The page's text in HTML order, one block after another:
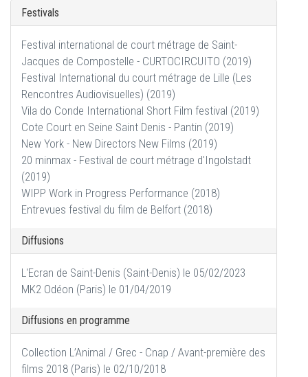
Festivals
Festival international de court métrage de Saint-
Jacques de Compostelle - CURTOCIRCUITO (2019)
Festival International du court métrage de Lille (Les
Rencontres Audiovisuelles) (2019)
Vila do Conde International Short Film festival (2019)
Cote Court en Seine Saint Denis - Pantin (2019)
New York - New Directors New Films (2019)
20 minmax - Festival de court métrage d'Ingolstadt
(2019)
WIPP Work in Progress Performance (2018)
Entrevues festival du film de Belfort (2018)
Diffusions
L'Ecran de Saint-Denis (Saint-Denis) le 05/02/2023
MK2 Odéon (Paris) le 01/04/2019
Diffusions en programme
Collection L’Animal / Grec - Cnap / Avant-première des
films 2018 (Paris) le 02/10/2018